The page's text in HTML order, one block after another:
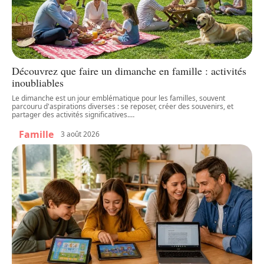
Découvrez que faire un dimanche en famille : activités
inoubliables
Le dimanche est un jour emblématique pour les familles, souvent
parcouru d'aspirations diverses : se reposer, créer des souvenirs, et
partager des activités significatives.…
Famille 3 août 2026